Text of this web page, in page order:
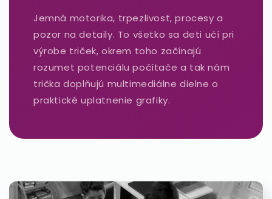
Jemná motorika, trpezlivosť, procesy a
pozor na detaily. To všetko sa deti učí pri
výrobe triček, okrem toho začínajú
rozumet potenciálu počítače a tak nám
trička doplňujú multimediálne dielne o
praktické uplatnenie grafiky.